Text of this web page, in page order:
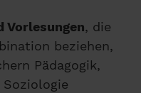
Vorlesungen, die
beziehen,
Pädagogik,